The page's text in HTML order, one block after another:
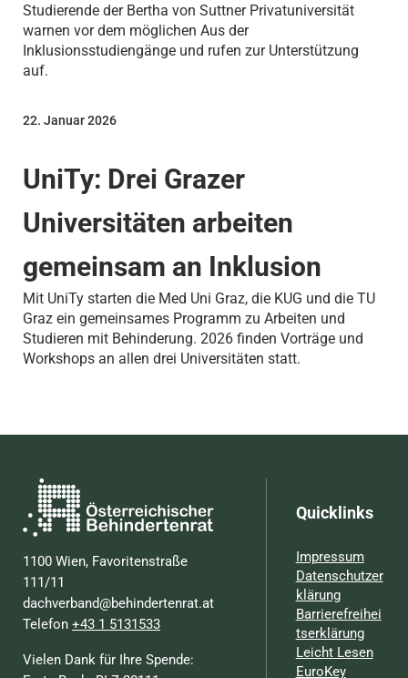
Studierende der Bertha von Suttner Privatuniversität
warnen vor dem möglichen Aus der
Inklusionsstudiengänge und rufen zur Unterstützung
auf.
UniTy: Drei Grazer
Universitäten arbeiten
gemeinsam an Inklusion
22. Januar 2026
Mit UniTy starten die Med Uni Graz, die KUG und die TU
Graz ein gemeinsames Programm zu Arbeiten und
Studieren mit Behinderung. 2026 finden Vorträge und
Workshops an allen drei Universitäten statt.
1100 Wien, Favoritenstraße
111/11
dachverband@behindertenrat.at
Telefon+43 1 5131533
Vielen Dank für Ihre Spende:
Quicklinks
Impressum
Datenschutzer
klärung
Barrierefreihei
tserklärung
Leicht Lesen
EuroKey